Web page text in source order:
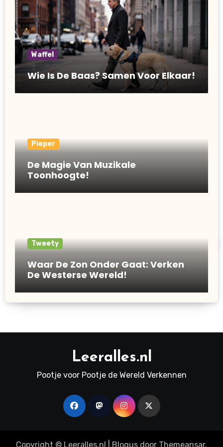
Waffel
Wie Is De Baas? Samen Voor Elkaar!
Pieper
De Magie Van Muzikale
Toonhoogte!
Tweety
Waar De Zon Onder Gaat: Verken
De Westerse Wereld!
Leeralles.nl
Pootje voor Pootje de Wereld Verkennen
Copyright © Leeralles.nl Blogus door Themeansar.